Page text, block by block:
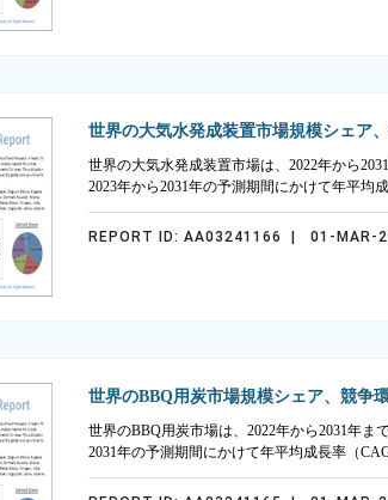
世界の大気水発成装置市場規模シェア
世界の大気水発成装置市場は、2022年から
2023年から2031年の予測期間にかけて年平均
REPORT ID: AA03241166 | 01-MAR-
世界のBBQ用炭市場規模シェア、競争
世界のBBQ用炭市場は、2022年から2031年ま
2031年の予測期間にかけて年平均成長率（